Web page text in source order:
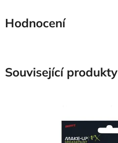
Hodnocení
Související produkty